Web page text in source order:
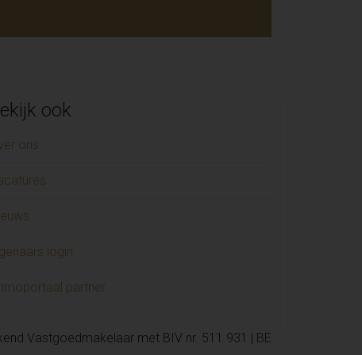
ook
ons
login
partner
Vastgoedmakelaar met BIV nr. 511 931 | BE